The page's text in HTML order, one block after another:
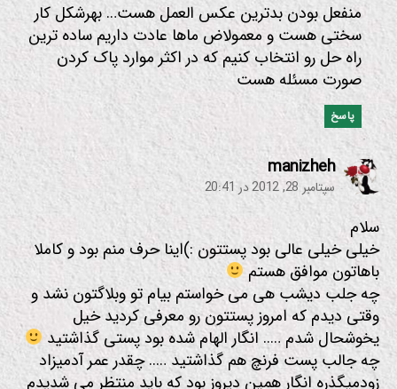
منفعل بودن بدترین عکس العمل هست… بهرشکل کار
سختی هست و معمولاض ماها عادت داریم ساده ترین
راه حل رو انتخاب کنیم که در اکثر موارد پاک کردن
صورت مسئله هست
پاسخ
manizheh
:
سپتامبر 28, 2012 در 20:41
سلام
خیلی خیلی عالی بود پستتون :)‌اینا حرف منم بود و کاملا
باهاتون موافق هستم
چه جلب دیشب هی می خواستم بیام تو وبلاگتون نشد و
وقتی دیدم که امروز پستتون رو معرفی کردید خیل
یخوشحال شدم ….. انگار الهام شده بود پستی گذاشتید
چه جالب پست فرنچ هم گذاشتید ….. چقدر عمر آدمیزاد
زودمیگذره انگار همین دیروز بود که باید منتظر می شدیدم